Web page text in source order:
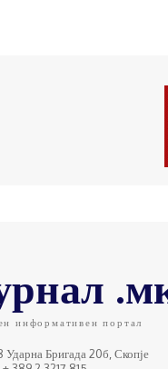
информативен портал
Ударна Бригада 20б, Скопје